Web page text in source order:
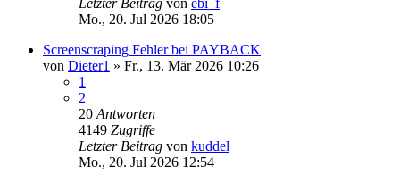
Mo., 20. Jul 2026 18:05
Screenscraping Fehler bei PAYBACK
von Dieter1 » Fr., 13. Mär 2026 10:26
1
2
20 Antworten
4149 Zugriffe
Letzter Beitrag von kuddel
Mo., 20. Jul 2026 12:54